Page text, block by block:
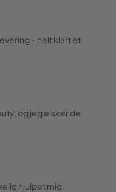
– helt klart et
og jeg elsker de
hjulpet mig.